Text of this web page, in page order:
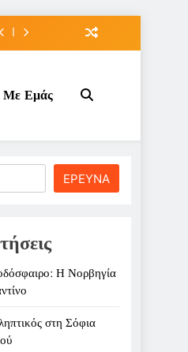
Με Εμάς
ΕΡΕΥΝΑ
Η Νορβηγία
στη Σόφια